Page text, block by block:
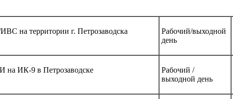
на территории г. Петрозаводска
Рабочий/выходной
день
на ИК-9 в Петрозаводске
Рабочий /
выходной день